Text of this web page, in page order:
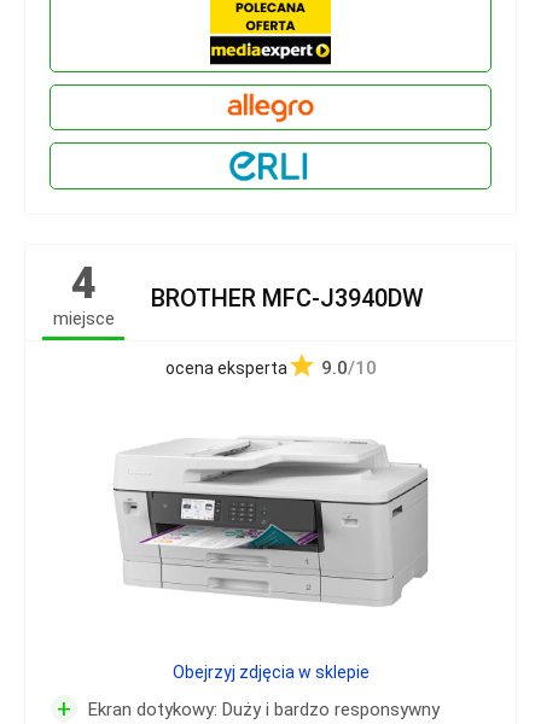
4
miejsce
BROTHER MFC-J3940DW
ocena eksperta 9.0/10
+
Ekran dotykowy: Duży i bardzo responsywny
Obejrzyj zdjęcia w sklepie